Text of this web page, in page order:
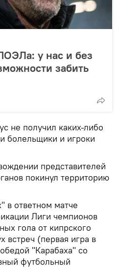
у нас и без
забить
не получил каких-либо
болельщики и игроки
представителей
покинул территорию
в ответном матче
Лиги чемпионов
гола от кипрского
(первая игра в
"Карабаха" со
футбольный